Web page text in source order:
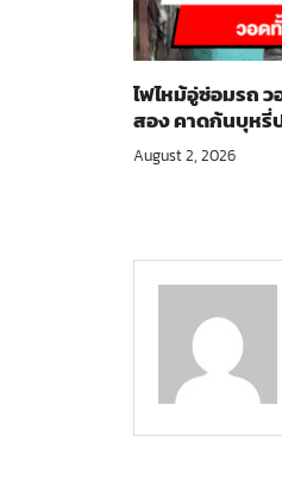
ไฟไหม้อู่ซ่อมรถ
สอง คาดก้นบุหรี่
August 2, 2026